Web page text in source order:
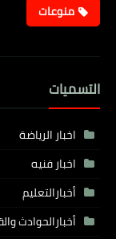
منوعات
التسميات
اخبار الرياضة
اخبار فنيه
أخبارالتعليم
أخبارالحوادث